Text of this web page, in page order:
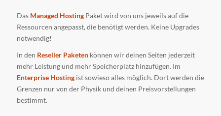
Das Managed HostingPaket wird von uns jeweils auf die
Ressourcen angepasst, die benötigt werden. Keine Upgrades
notwendig!
In den Reseller Paketenkönnen wir deinen Seiten jederzeit
mehr Leistung und mehr Speicherplatz hinzufügen. Im
Enterprise Hostingist sowieso alles möglich. Dort werden die
Grenzen nur von der Physik und deinen Preisvorstellungen
bestimmt.